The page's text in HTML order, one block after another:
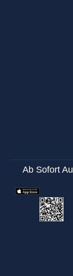
Ab Sofort